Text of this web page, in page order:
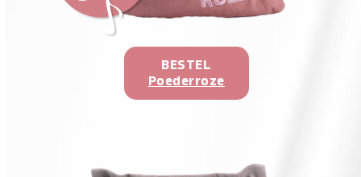
BESTEL
Poederroze